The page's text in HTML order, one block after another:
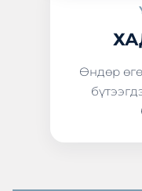
Өндөр